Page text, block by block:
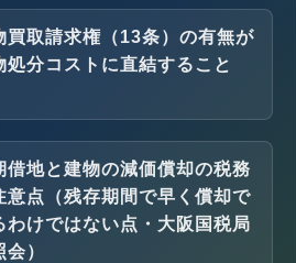
買取請求権（13条）の有無が
処分コストに直結すること
借地と建物の減価償却の税務
意点（残存期間で早く償却で
わけではない点・大阪国税局
）